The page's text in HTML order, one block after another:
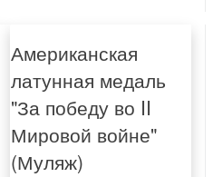
Американская
латунная медаль
"За победу во II
Мировой войне"
(Муляж)